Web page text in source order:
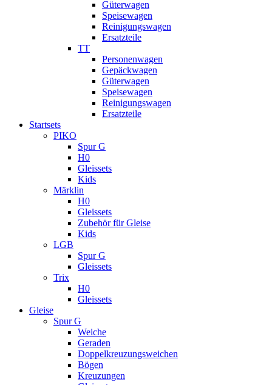
Güterwagen
Speisewagen
Reinigungswagen
Ersatzteile
TT
Personenwagen
Gepäckwagen
Güterwagen
Speisewagen
Reinigungswagen
Ersatzteile
Startsets
PIKO
Spur G
H0
Gleissets
Kids
Märklin
H0
Gleissets
Zubehör für Gleise
Kids
LGB
Spur G
Gleissets
Trix
H0
Gleissets
Gleise
Spur G
Weiche
Geraden
Doppelkreuzungsweichen
Bögen
Kreuzungen